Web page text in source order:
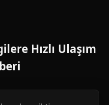
Hızlı Ulaşım